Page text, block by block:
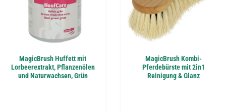
MagicBrush Huffett mit
Lorbeerextrakt, Pflanzenölen
und Naturwachsen, Grün
MagicBrush Kombi-
Pferdebürste mit 2in1
Reinigung & Glanz